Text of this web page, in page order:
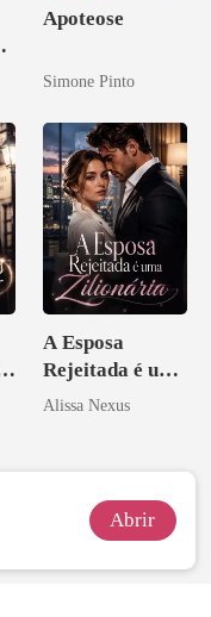
Apoteose
Simone Pinto
A Esposa
Rejeitada é uma
Zilionária
Alissa Nexus
Abrir